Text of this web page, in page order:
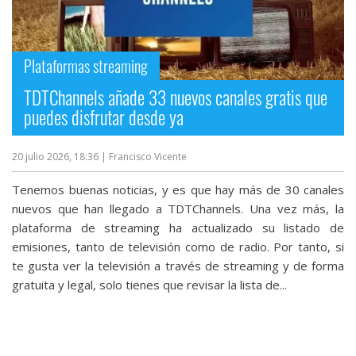
Plataformas streaming
TDTChannels añade 33 nuevos canales gratis que
puedes disfrutar desde ya
20 julio 2026, 18:36 | Francisco Vicente
Tenemos buenas noticias, y es que hay más de 30 canales
nuevos que han llegado a TDTChannels. Una vez más, la
plataforma de streaming ha actualizado su listado de
emisiones, tanto de televisión como de radio. Por tanto, si
te gusta ver la televisión a través de streaming y de forma
gratuita y legal, solo tienes que revisar la lista de...